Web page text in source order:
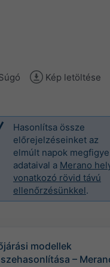
Kép letöltése
Hasonlítsa össze
előrejelzéseinket az
elmúlt napok
adataival a Merano
vonatkozó rövid távú
ellenőrzésünkkel.
modellek
–